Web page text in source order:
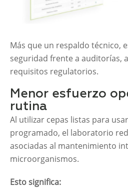
Más que un respaldo técnico,
seguridad frente a auditorías,
requisitos regulatorios.
Menor esfuerzo
rutina
Al utilizar cepas listas para
programado, el laboratorio
asociadas al mantenimiento
microorganismos.
Esto significa: